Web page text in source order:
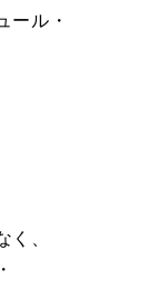
ール・
く、